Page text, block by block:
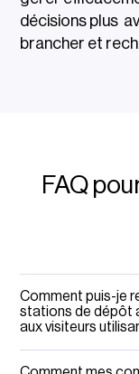
décisions plus
brancher et
FAQ
Comment puis-je
stations de dépôt
aux visiteurs